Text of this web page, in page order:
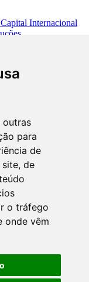
outras
para
de
de
o tráfego
onde vêm
Internacional
Mobiliários
do SFN
de
e